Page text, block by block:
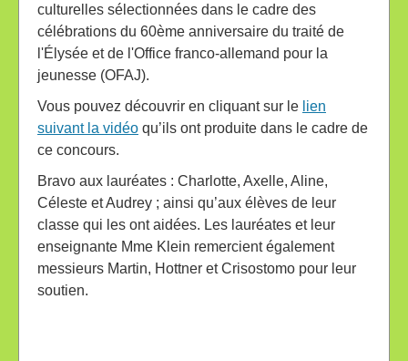
culturelles sélectionnées dans le cadre des
célébrations du 60ème anniversaire du traité de
l'Élysée et de l'Office franco-allemand pour la
jeunesse (OFAJ).
Vous pouvez découvrir en cliquant sur le lien
suivant la vidéo qu’ils ont produite dans le cadre de
ce concours.
Bravo aux lauréates : Charlotte, Axelle, Aline,
Céleste et Audrey ; ainsi qu’aux élèves de leur
classe qui les ont aidées. Les lauréates et leur
enseignante Mme Klein remercient également
messieurs Martin, Hottner et Crisostomo pour leur
soutien.